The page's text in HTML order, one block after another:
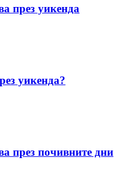
през уикенда
уикенда?
през почивните дни